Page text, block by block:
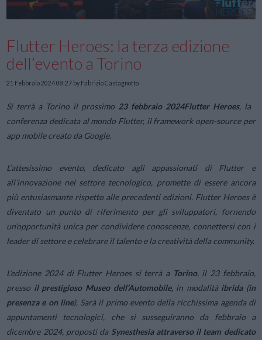
Flutter Heroes: la terza edizione
dell’evento a Torino
21 Febbraio 2024 08:27 by Fabrizio Castagnotto
Si terrà a Torino il prossimo 23 febbraio 2024Flutter Heroes, la
conferenza dedicata al mondo Flutter, il framework open-source per
app mobile creato da Google.
L’attesissimo evento, dedicato agli appassionati di Flutter e
all’innovazione nel settore tecnologico, promette di essere ancora
più entusiasmante rispetto alle precedenti edizioni. Flutter Heroes è
diventato un punto di riferimento per gli sviluppatori, fornendo
un’opportunità unica per condividere conoscenze, connettersi con i
leader di settore e celebrare il talento e la creatività della community.
L’edizione 2024 di Flutter Heroes si terrà a Torino, il 23 febbraio,
presso il prestigioso Museo dell’Automobile, in modalità ibrida (in
presenza e on line). Sarà il primo evento della ricchissima agenda di
appuntamenti tecnologici, che si susseguiranno da febbraio a
dicembre 2024, proposti da Synesthesia attraverso il team dedicato